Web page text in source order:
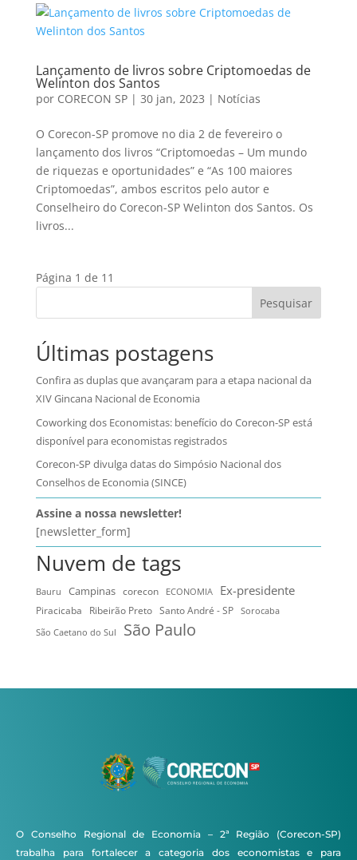
Lançamento de livros sobre Criptomoedas de
Welinton dos Santos
por CORECON SP| 30 jan, 2023 | Notícias
O Corecon-SP promove no dia 2 de fevereiro o
lançamento dos livros “Criptomoedas – Um mundo
de riquezas e oportunidades” e “As 100 maiores
Criptomoedas”, ambos escritos pelo autor e
Conselheiro do Corecon-SP Welinton dos Santos. Os
livros...
Página 1 de 1 1
Pesquisar
Últimas postagens
Confira as duplas que avançaram para a etapa nacional da
XIV Gincana Nacional de Economia
Coworking dos Economistas: benefício do Corecon-SP está
disponível para economistas registrados
Corecon-SP divulga datas do Simpósio Nacional dos
Conselhos de Economia (SINCE)
Assine a nossa newsletter!
[newsletter_form]
Nuvem de tags
Bauru Campinas corecon ECONOMIA Ex-presidente
Piracicaba Ribeirão Preto Santo André - SP
Sorocaba
São Caetano do Sul
São Paulo
O Conselho Regional de Economia – 2ª Região (Corecon-SP)
trabalha para fortalecer a categoria dos economistas e para